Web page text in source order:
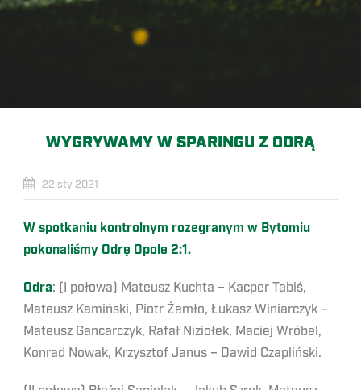
WYGRYWAMY W SPARINGU Z ODRĄ
22 sty 2021
W spotkaniu kontrolnym rozegranym w Bytomiu
pokonaliśmy Odrę Opole 2:1.
Odra: (I połowa) Mateusz Kuchta – Kacper Tabiś,
Mateusz Kamiński, Piotr Żemło, Łukasz Winiarczyk –
Mateusz Gancarczyk, Rafał Niziołek, Maciej Wróbel,
Konrad Nowak, Krzysztof Janus – Dawid Czapliński.